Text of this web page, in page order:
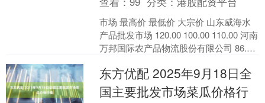
市场 最高价 最低价 大宗价 山东威海水
产品批发市场 120.00 100.00 110.00 河南
万邦国际农产品物流股份有限公司 86.00
东方优配 2025年9月18日全
国主要批发市场菜瓜价格行